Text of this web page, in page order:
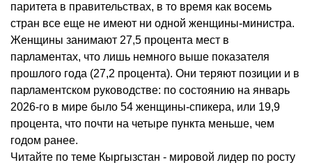
паритета в правительствах, в то время как восемь
стран все еще не имеют ни одной женщины‑министра.
Женщины занимают 27,5 процента мест в
парламентах, что лишь немного выше показателя
прошлого года (27,2 процента). Они теряют позиции и в
парламентском руководстве: по состоянию на январь
2026-го в мире было 54 женщины‑спикера, или 19,9
процента, что почти на четыре пункта меньше, чем
годом ранее.
Читайте по теме Кыргызстан - мировой лидер по росту